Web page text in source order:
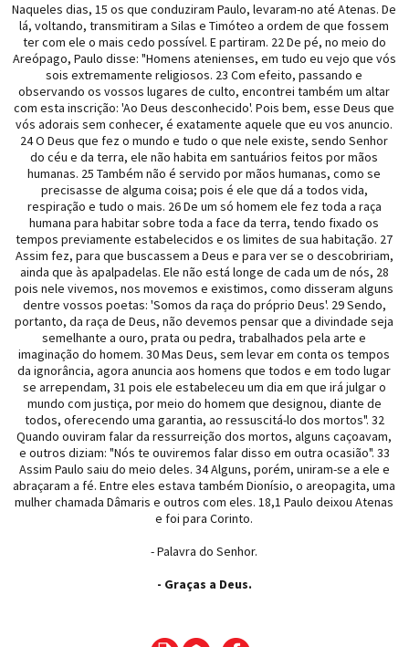
Naqueles dias, 15 os que conduziram Paulo, levaram-no até Atenas. De
lá, voltando, transmitiram a Silas e Timóteo a ordem de que fossem
ter com ele o mais cedo possível. E partiram. 22 De pé, no meio do
Areópago, Paulo disse: "Homens atenienses, em tudo eu vejo que vós
sois extremamente religiosos. 23 Com efeito, passando e
observando os vossos lugares de culto, encontrei também um altar
com esta inscrição: 'Ao Deus desconhecido'. Pois bem, esse Deus que
vós adorais sem conhecer, é exatamente aquele que eu vos anuncio.
24 O Deus que fez o mundo e tudo o que nele existe, sendo Senhor
do céu e da terra, ele não habita em santuários feitos por mãos
humanas. 25 Também não é servido por mãos humanas, como se
precisasse de alguma coisa; pois é ele que dá a todos vida,
respiração e tudo o mais. 26 De um só homem ele fez toda a raça
humana para habitar sobre toda a face da terra, tendo fixado os
tempos previamente estabelecidos e os limites de sua habitação. 27
Assim fez, para que buscassem a Deus e para ver se o descobririam,
ainda que às apalpadelas. Ele não está longe de cada um de nós, 28
pois nele vivemos, nos movemos e existimos, como disseram alguns
dentre vossos poetas: 'Somos da raça do próprio Deus'. 29 Sendo,
portanto, da raça de Deus, não devemos pensar que a divindade seja
semelhante a ouro, prata ou pedra, trabalhados pela arte e
imaginação do homem. 30 Mas Deus, sem levar em conta os tempos
da ignorância, agora anuncia aos homens que todos e em todo lugar
se arrependam, 31 pois ele estabeleceu um dia em que irá julgar o
mundo com justiça, por meio do homem que designou, diante de
todos, oferecendo uma garantia, ao ressuscitá-lo dos mortos". 32
Quando ouviram falar da ressurreição dos mortos, alguns caçoavam,
e outros diziam: "Nós te ouviremos falar disso em outra ocasião". 33
Assim Paulo saiu do meio deles. 34 Alguns, porém, uniram-se a ele e
abraçaram a fé. Entre eles estava também Dionísio, o areopagita, uma
mulher chamada Dâmaris e outros com eles. 18,1 Paulo deixou Atenas
e foi para Corinto.
- Palavra do Senhor.
- Graças a Deus.